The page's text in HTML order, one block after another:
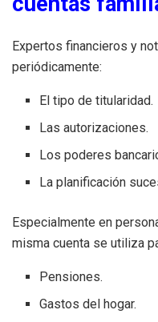
Expertos financieros y
periódicamente:
El tipo de titularidad.
Las autorizaciones.
Los poderes
La planificación
Especialmente en
misma cuenta se utiliza
Pensiones.
Gastos del hogar.